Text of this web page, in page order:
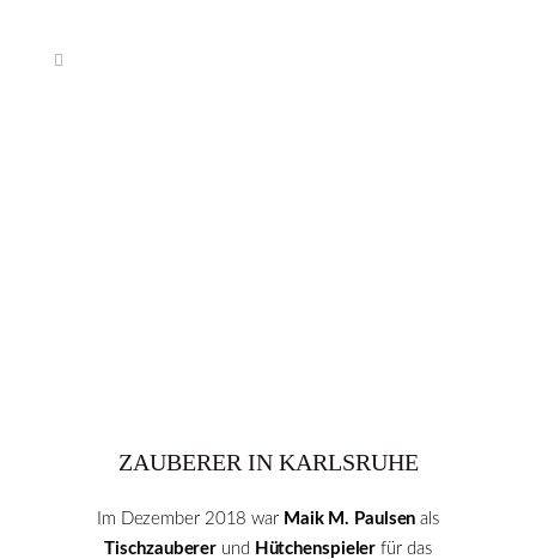
ZAUBERER IN KARLSRUHE
Im Dezember 2018 war Maik M. Paulsen als
Tischzauberer und Hütchenspieler für das